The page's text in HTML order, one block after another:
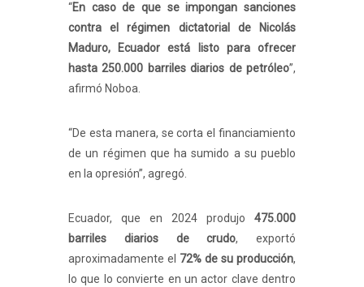
“En caso de que se impongan sanciones
contra el régimen dictatorial de Nicolás
Maduro, Ecuador está listo para ofrecer
hasta 250.000 barriles diarios de petróleo”,
afirmó Noboa.
“De esta manera, se corta el financiamiento
de un régimen que ha sumido a su pueblo
en la opresión”, agregó.
Ecuador, que en 2024 produjo
475.000
barriles diarios de crudo, exportó
aproximadamente el 72% de su producción,
lo que lo convierte en un actor clave dentro